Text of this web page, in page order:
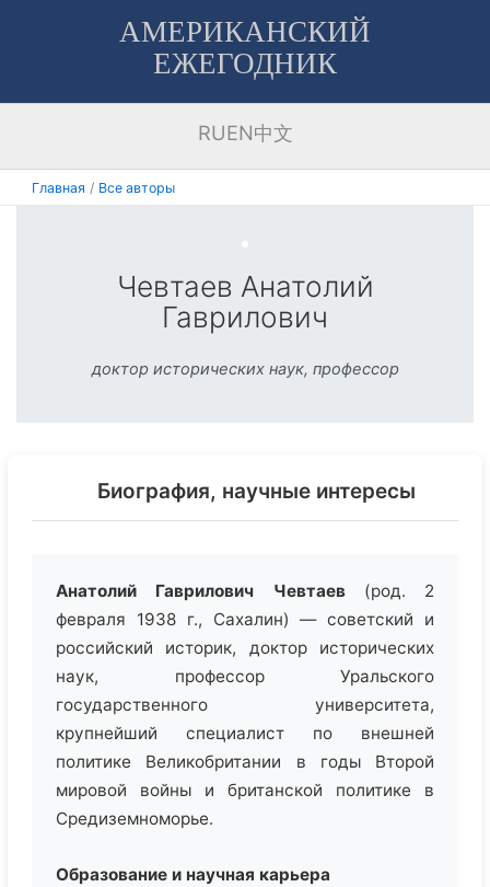
АМЕРИКАНСКИЙ
ЕЖЕГОДНИК
RUEN中文
Главная Все авторы
Чевтаев Анатолий
Гаврилович
доктор исторических наук, профессор
Биография, научные интересы
Анатолий Гаврилович Чевтаев(род. 2
февраля 1938 г., Сахалин) — советский и
российский историк, доктор исторических
наук, профессор Уральского
государственного университета,
крупнейший специалист по внешней
политике Великобритании в годы Второй
мировой войны и британской политике в
Средиземноморье.
Образование и научная карьера